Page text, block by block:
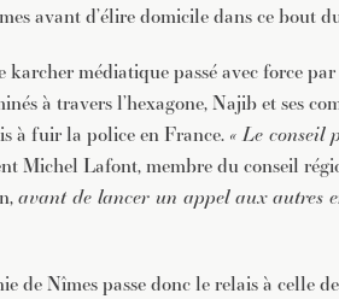
avant d’élire domicile dans ce bout
karcher médiatique passé avec force
à travers l’hexagone, Najib et ses
à fuir la police en France. « Le conseil
Michel Lafont, membre du conseil
avant de lancer un appel aux autres
de Nîmes passe donc le relais à celle